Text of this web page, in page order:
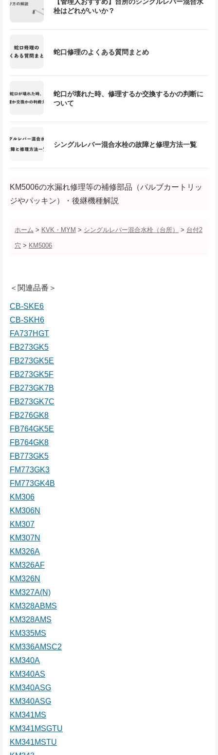
栓はどれがいいか？
蛇口修理のよくある質問まとめ
蛇口が壊れた時、修理するか交換するかの判断に
ついて
シングルレバー混合水栓の故障と修理方法一覧
KM5006の水漏れ修理等の補修部品（バルブカートリッ
ジやパッキン）・後継機種解説
ホーム > KVK・MYM > シングルレバー混合水栓（台所） > 台付2
穴 > KM5006
＜関連品番＞
CB-SKE6
CB-SKH6
FA737HGT
FB273GK5
FB273GK5E
FB273GK5F
FB273GK7B
FB273GK7C
FB276GK8
FB764GK5E
FB764GK8
FB773GK5
FM773GK3
FM773GK4B
KM306
KM306N
KM307
KM307N
KM326A
KM326AF
KM326N
KM327A(N)
KM328ABMS
KM328AMS
KM335MS
KM336AMSC2
KM340A
KM340AS
KM340ASG
KM340ASG
KM341MS
KM341MSGTU
KM341MSTU